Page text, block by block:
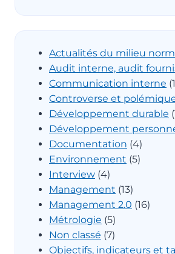
Actualités du milieu
Audit interne, audit
Communication interne
Controverse et
Développement durable
Développement
Documentation (4)
Environnement (5)
Interview (4)
Management (13)
Management 2.0 (16)
Métrologie (5)
Non classé (7)
Objectifs, indicateurs et